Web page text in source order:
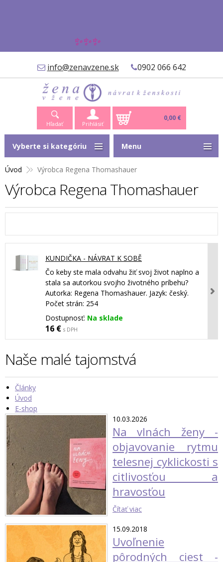
✨✨✨
info@zenavzene.sk 0902 066 642
Hľadať Prihlásiť
0,00 €
Úvod Výrobca Regena Thomashauer
Výrobca Regena Thomashauer
KUNDIČKA - NÁVRAT K SOBĚ
Čo keby ste mala odvahu žiť svoj život naplno a
stala sa autorkou svojho životného príbehu?
Autorka: Regena Thomashauer. Jazyk: český.
Počet strán: 254
Dostupnosť: Na sklade
16 € s DPH
Naše malé tajomstvá
Články
Úvod
E-shop
10.03.2026
Na vlnách ženy -
objavovanie rytmu
telesnej cyklickosti s
citlivosťou a
hravosťou
Čítať viac
15.09.2018
Uvoľnenie
pôrodných ciest -
Vyberte si kategóriu Menu